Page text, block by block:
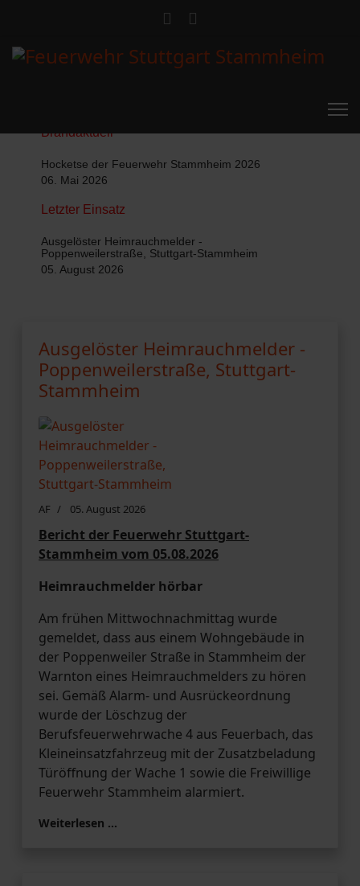
Brandaktuell
Hocketse der Feuerwehr Stammheim 2026
06. Mai 2026
Letzter Einsatz
Ausgelöster Heimrauchmelder -
Poppenweilerstraße, Stuttgart-Stammheim
05. August 2026
Ausgelöster Heimrauchmelder -
Poppenweilerstraße, Stuttgart-
Stammheim
AF 05. August 2026
Bericht der Feuerwehr Stuttgart-
Stammheim vom 05.08.2026
Heimrauchmelder hörbar
Am frühen Mittwochnachmittag wurde
gemeldet, dass aus einem Wohngebäude in
der Poppenweiler Straße in Stammheim der
Warnton eines Heimrauchmelders zu hören
sei. Gemäß Alarm- und Ausrückeordnung
wurde der Löschzug der
Berufsfeuerwehrwache 4 aus Feuerbach, das
Kleineinsatzfahrzeug mit der Zusatzbeladung
Türöffnung der Wache 1 sowie die Freiwillige
Feuerwehr Stammheim alarmiert.
Weiterlesen …